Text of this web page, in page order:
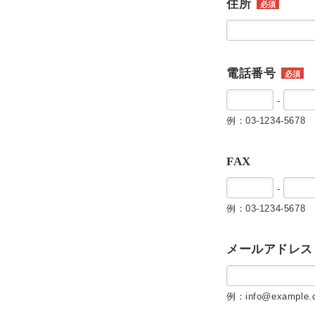
住所 必須
電話番号 必須
-
例：03-1234-5678
FAX
-
例：03-1234-5678
メールアドレス
例：